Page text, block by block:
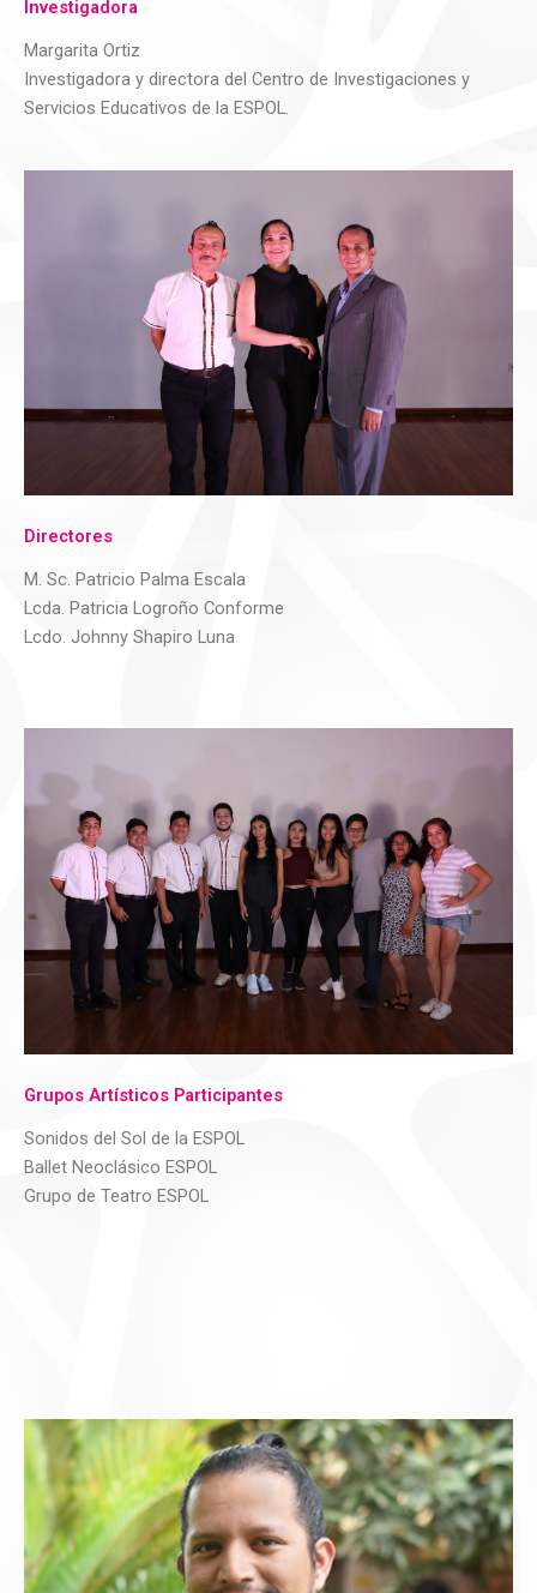
Investigadora
Margarita Ortiz
Investigadora y directora del Centro de Investigaciones y
Servicios Educativos de la ESPOL.
Directores
M. Sc. Patricio Palma Escala
Lcda. Patricia Logroño Conforme
Lcdo. Johnny Shapiro Luna
Grupos Artísticos Participantes
Sonidos del Sol de la ESPOL
Ballet Neoclásico ESPOL
Grupo de Teatro ESPOL